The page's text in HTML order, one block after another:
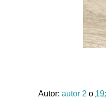
Autor: autor 2 o